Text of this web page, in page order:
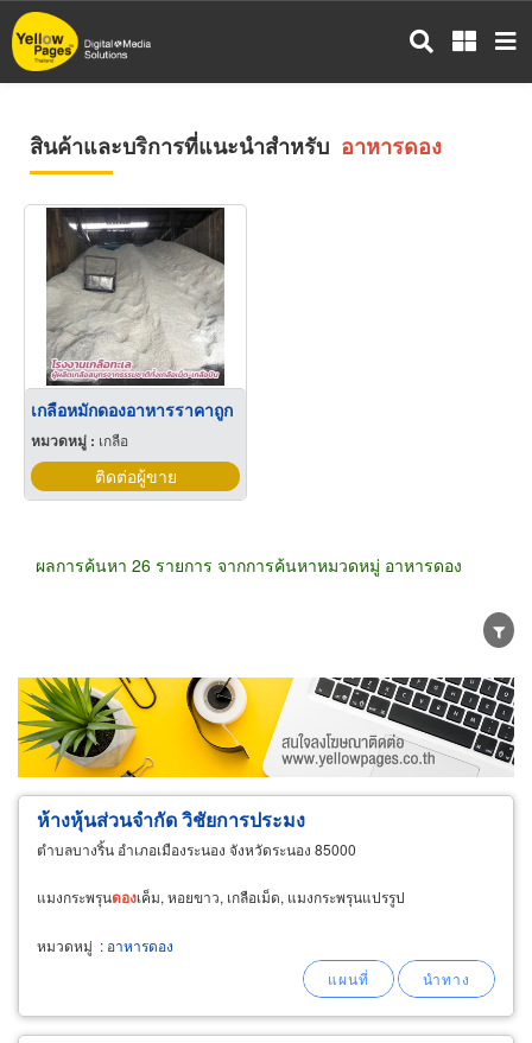
ข้าม
ไป
สินค้าและบริการที่แนะนำสำหรับ อาหารดอง
เกลือหมักดองอาหารราคาถูก
หมวดหมู่ : เกลือ
ติดต่อผู้ขาย
ผลการค้นหา 26 รายการ จากการค้นหาหมวดหมู่ อาหารดอง
ขายส่ง ขายปลีก ผู้ผลิต
ตัวแทนจัดจำหน่าย
ผู้ส่งออก/นำเข้า
ธุรกิจบริการ
ห้างหุ้นส่วนจำกัด วิชัยการประมง
ตำบลบางริ้น อำเภอเมืองระนอง จังหวัดระนอง 85000
แมงกระพรุนดองเค็ม, หอยขาว, เกลือเม็ด, แมงกระพรุนแปรรูป
หมวดหมู่ : อาหารดอง